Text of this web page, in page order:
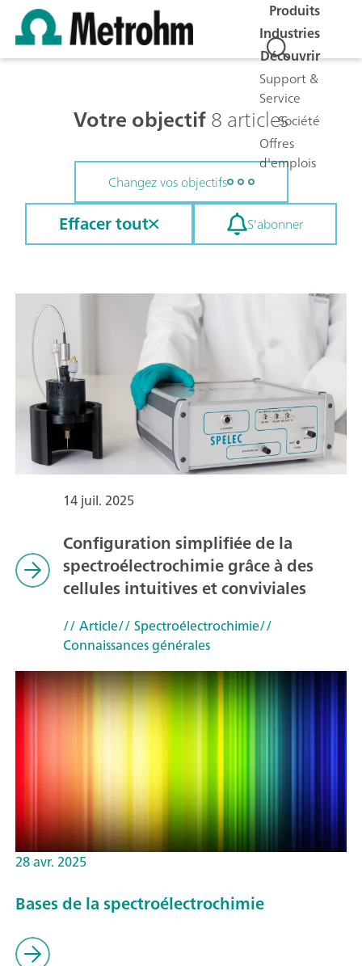
Produits
Industries
Découvrir
Support &
Service
Société
Offres
d'emplois
Votre objectif8 articles
Changez vos objectifs
Effacer tout S'abonner
14 juil. 2025
Configuration simplifiée de la
spectroélectrochimie grâce à des
cellules intuitives et conviviales
// Article// Spectroélectrochimie//
Connaissances générales
28 avr. 2025
Bases de la spectroélectrochimie